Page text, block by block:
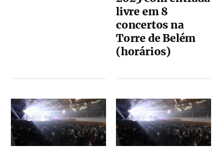
livre em 8
concertos na
Torre de Belém
(horários)